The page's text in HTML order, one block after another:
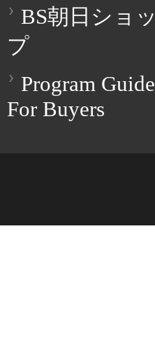
BS朝日ショッ
プ
Program Guide
For Buyers